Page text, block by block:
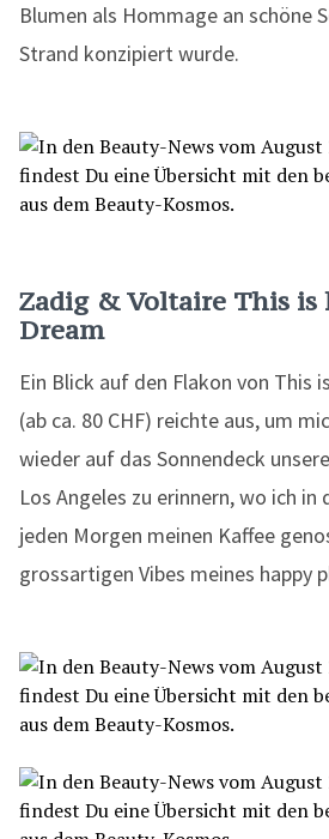
Blumen als Hommage an schöne
Strand konzipiert wurde.
Zadig & Voltaire This is
Dream
Ein Blick auf den Flakon von This
(ab ca. 80 CHF) reichte aus, um
wieder auf das Sonnendeck
Los Angeles zu erinnern, wo ich
jeden Morgen meinen Kaffee
grossartigen Vibes meines happy